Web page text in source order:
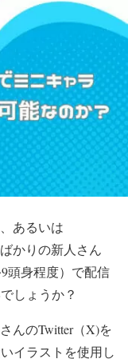
あるいは
かりの新人さん
頭身程度）で配信
しょうか？
んのTwitter（X)を
イラストを使用し